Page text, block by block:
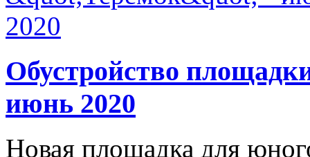
Обустройство
июнь 2020
Новая площадка для